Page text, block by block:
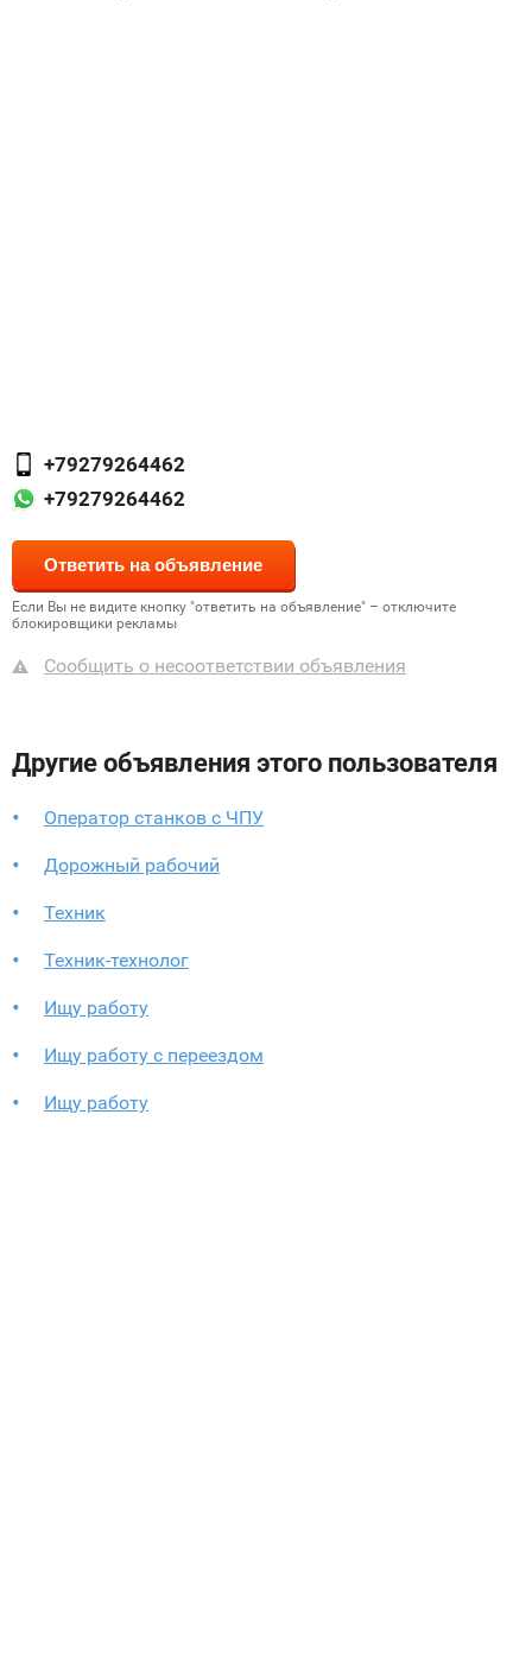
+79279264462
+79279264462
Если Вы не видите кнопку "ответить на объявление" – отключите
блокировщики рекламы
Сообщить о несоответствии объявления
Другие объявления этого пользователя
Оператор станков с ЧПУ
Дорожный рабочий
Техник
Техник-технолог
Ищу работу
Ищу работу с переездом
Ищу работу